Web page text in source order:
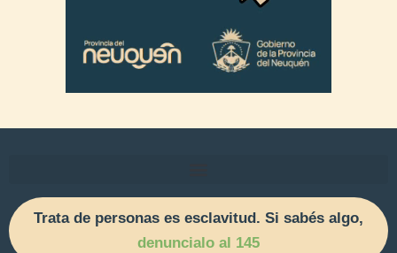
Trata de personas es esclavitud. Si sabés algo,
denuncialo al 145